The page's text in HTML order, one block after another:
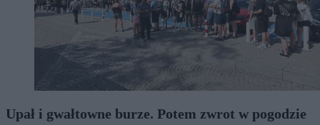
Upał i gwałtowne burze. Potem zwrot w pogodzie